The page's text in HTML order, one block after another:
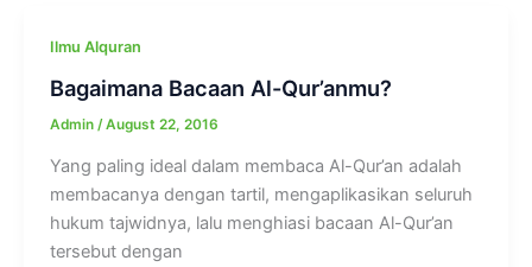
Ilmu Alquran
Bagaimana Bacaan Al-Qur’anmu?
Admin /August 22, 2016
Yang paling ideal dalam membaca Al-Qur’an adalah
membacanya dengan tartil, mengaplikasikan seluruh
hukum tajwidnya, lalu menghiasi bacaan Al-Qur’an
tersebut dengan